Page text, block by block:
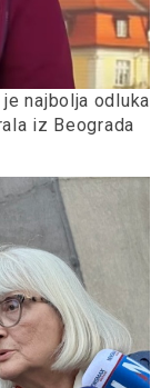
najbolja odluka
iz Beograda